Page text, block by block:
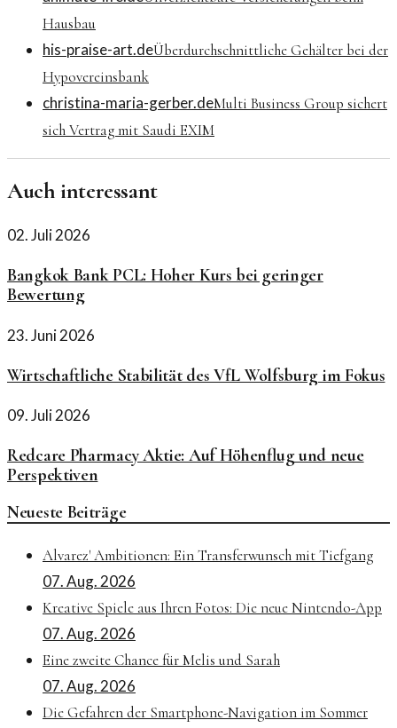
Hausbau
his-praise-art.deÜberdurchschnittliche Gehälter bei der
Hypovereinsbank
christina-maria-gerber.deMulti Business Group sichert
sich Vertrag mit Saudi EXIM
Auch interessant
02. Juli 2026
Bangkok Bank PCL: Hoher Kurs bei geringer
Bewertung
23. Juni 2026
Wirtschaftliche Stabilität des VfL Wolfsburg im Fokus
09. Juli 2026
Redcare Pharmacy Aktie: Auf Höhenflug und neue
Perspektiven
Neueste Beiträge
Alvarez' Ambitionen: Ein Transferwunsch mit Tiefgang
07. Aug. 2026
Kreative Spiele aus Ihren Fotos: Die neue Nintendo-App
07. Aug. 2026
Eine zweite Chance für Melis und Sarah
07. Aug. 2026
Die Gefahren der Smartphone-Navigation im Sommer